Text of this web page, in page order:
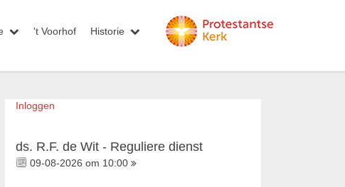
't Voorhof Historie
Inloggen
ds. R.F. de Wit - Reguliere dienst
09-08-2026 om 10:00